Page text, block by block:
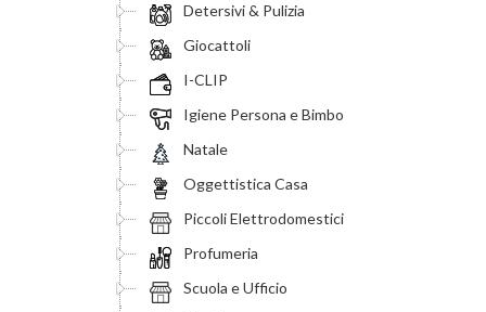
Detersivi & Pulizia
Giocattoli
I-CLIP
Igiene Persona e Bimbo
Natale
Oggettistica Casa
Piccoli Elettrodomestici
Profumeria
Scuola e Ufficio